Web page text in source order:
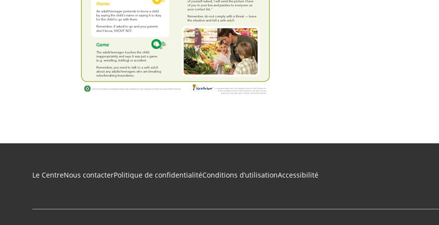
Navigation du pied de page
Le CentreNous contacterPolitique de confidentialitéConditions d’utilisationAccessibilité